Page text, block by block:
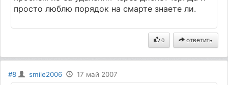
просто люблю порядок на смарте знаете ли.
0 ответить
#8 smile2006 17 май 2007